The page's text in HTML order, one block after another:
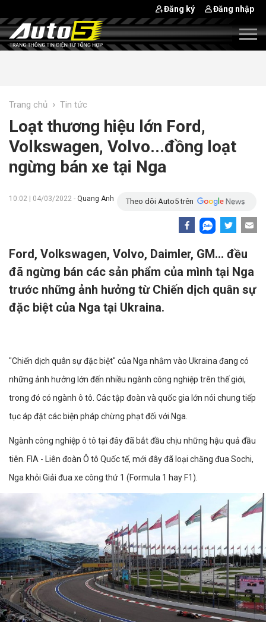
Đăng ký Đăng nhập
Trang chủ › Tin tức
Loạt thương hiệu lớn Ford,
Volkswagen, Volvo...đồng loạt
ngừng bán xe tại Nga
10:02 | 04/03/2022 - Quang Anh Theo dõi Auto5 trên
Ford, Volkswagen, Volvo, Daimler, GM... đều
đã ngừng bán các sản phẩm của mình tại Nga
trước những ảnh hưởng từ Chiến dịch quân sự
đặc biệt của Nga tại Ukraina.
"Chiến dịch quân sự đặc biệt" của Nga nhằm vào Ukraina đang có
những ảnh hưởng lớn đến nhiều ngành công nghiệp trên thế giới,
trong đó có ngành ô tô. Các tập đoàn và quốc gia lớn nói chung tiếp
tục áp đặt các biện pháp chừng phạt đối với Nga.
Ngành công nghiệp ô tô tại đây đã bắt đầu chịu những hậu quả đầu
tiên. FIA - Liên đoàn Ô tô Quốc tế, mới đây đã loại chăng đua Sochi,
Nga khỏi Giải đua xe công thứ 1 (Formula 1 hay F1).